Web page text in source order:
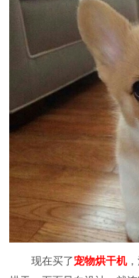
现在买了宠物烘干机